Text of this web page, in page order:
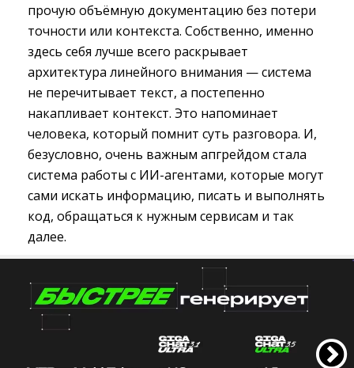
прочую объёмную документацию без потери
точности или контекста. Собственно, именно
здесь себя лучше всего раскрывает
архитектура линейного внимания — система
не перечитывает текст, а постепенно
накапливает контекст. Это напоминает
человека, который помнит суть разговора. И,
безусловно, очень важным апгрейдом стала
система работы с ИИ-агентами, которые могут
сами искать информацию, писать и выполнять
код, обращаться к нужным сервисам и так
далее.